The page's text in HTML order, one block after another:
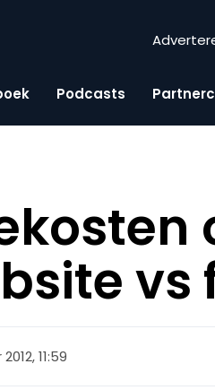
Podcasts
11:59